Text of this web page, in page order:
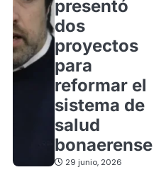
presentó
dos
proyectos
para
reformar el
sistema de
salud
bonaerense
29 junio, 2026